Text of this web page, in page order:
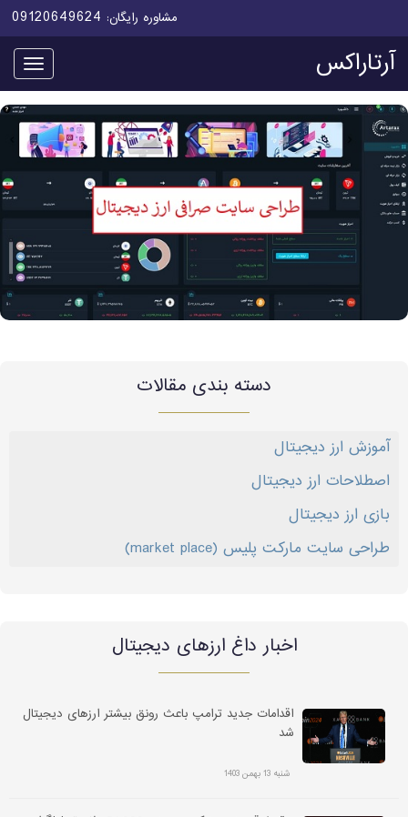
مشاوره رایگان: 09120649624
منو آرتاراکس
دسته بندی مقالات
آموزش ارز دیجیتال
اصطلاحات ارز دیجیتال
بازی ارز دیجیتال
طراحی سایت مارکت پلیس (market place)
اخبار داغ ارز‌های دیجیتال
اقدامات جدید ترامپ باعث رونق بیشتر ارزهای دیجیتال
شد
شنبه 13 بهمن 1403